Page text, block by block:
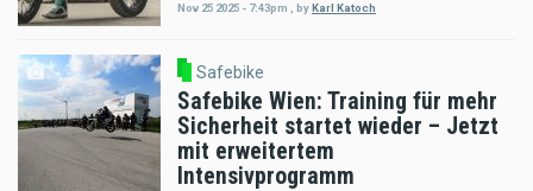
Nov 25 2025 - 7:43pm , by Karl Katoch
Safebike
Safebike Wien: Training für mehr
Sicherheit startet wieder – Jetzt
mit erweitertem
Intensivprogramm